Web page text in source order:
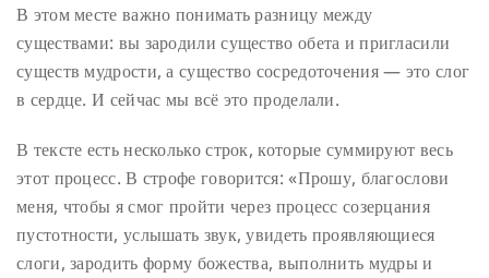
В этом месте важно понимать разницу между
существами: вы зародили существо обета и пригласили
существ мудрости, а существо сосредоточения — это слог
в сердце. И сейчас мы всё это проделали.
В тексте есть несколько строк, которые суммируют весь
этот процесс. В строфе говорится: «Прошу, благослови
меня, чтобы я смог пройти через процесс созерцания
пустотности, услышать звук, увидеть проявляющиеся
слоги, зародить форму божества, выполнить мудры и